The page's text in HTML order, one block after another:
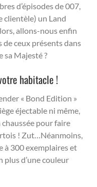
d’épisodes de 007,
clientèle) un Land
allons-nous enfin
de ceux présents dans
sa Majesté ?
habitacle !
« Bond Edition »
éjectable ni même,
chaussée pour faire
! Zut…Néanmoins,
à 300 exemplaires et
plus d’une couleur